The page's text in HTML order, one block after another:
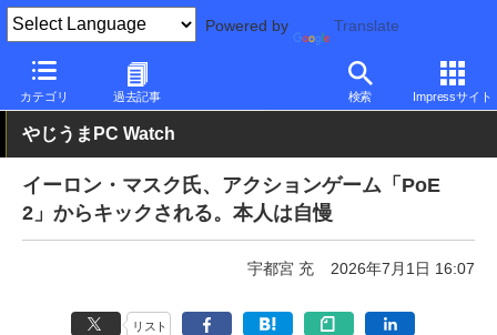
Powered by Translate
カテゴリ 過去記事 検索 Impressサイト
PC Watch 市場 動向
やじうまPC Watch
イーロン・マスク氏、アクションゲーム「PoE
2」からキックされる。本人は自慢
宇都宮 充 2026年7月1日 16:07
リスト